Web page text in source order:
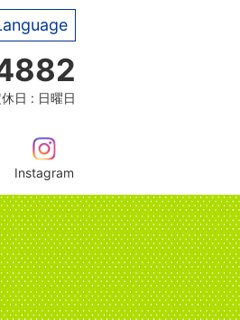
日 : 日曜日
Instagram